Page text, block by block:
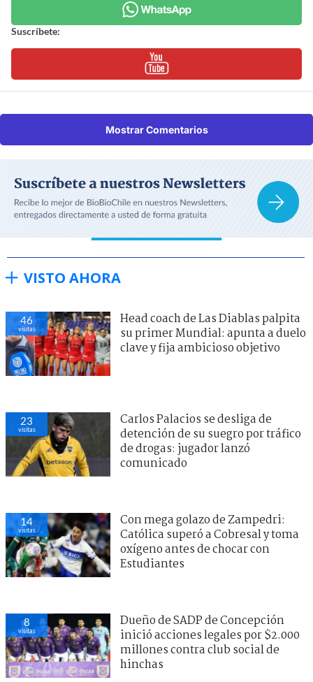
Suscríbete:
Mostrar Comentarios
VISTO AHORA
46
visitas
Head coach de Las Diablas palpita
su primer Mundial: apunta a duelo
clave y fija ambicioso objetivo
23
visitas
Carlos Palacios se desliga de
detención de su suegro por tráfico
de drogas: jugador lanzó
comunicado
14
visitas
Con mega golazo de Zampedri:
Católica superó a Cobresal y toma
oxígeno antes de chocar con
Estudiantes
8
visitas
Dueño de SADP de Concepción
inició acciones legales por $2.000
millones contra club social de
hinchas